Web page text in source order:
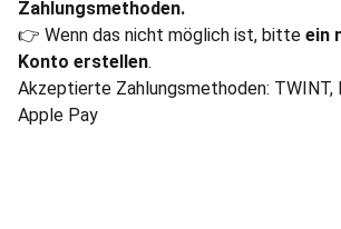
Zahlungsmethoden.
👉 Wenn das nicht möglich ist, bitte ein
Konto erstellen.
Akzeptierte Zahlungsmethoden: TWINT,
Apple Pay